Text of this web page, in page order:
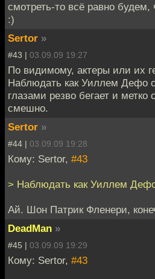
смотреть-то всё равно будем,
:)
Sertor »
#43 | 03.09.09 19:27
По видимому, актеры или их
Наблюдать как Уиллем Дефо
глазами резво бегает и метко
смешно.
Sertor »
#44 | 03.09.09 19:28
Кому: Sertor, #43
> Наблюдать как Уиллем
Ай. Шон Патрик Фленери,
DeadMan »
#45 | 03.09.09 19:29
Кому: Sertor, #43